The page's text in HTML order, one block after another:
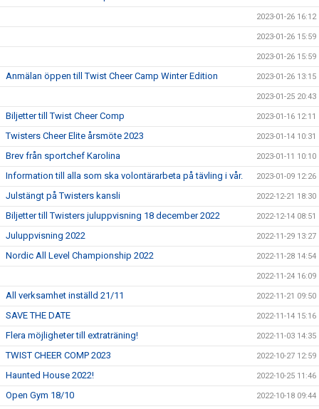
2023-01-26 16:12
2023-01-26 15:59
2023-01-26 15:59
Anmälan öppen till Twist Cheer Camp Winter Edition 2023-01-26 13:15
2023-01-25 20:43
Biljetter till Twist Cheer Comp 2023-01-16 12:11
Twisters Cheer Elite årsmöte 2023 2023-01-14 10:31
Brev från sportchef Karolina 2023-01-11 10:10
Information till alla som ska volontärarbeta på tävling i vår. 2023-01-09 12:26
Julstängt på Twisters kansli 2022-12-21 18:30
Biljetter till Twisters juluppvisning 18 december 2022 2022-12-14 08:51
Juluppvisning 2022 2022-11-29 13:27
Nordic All Level Championship 2022 2022-11-28 14:54
2022-11-24 16:09
All verksamhet inställd 21/11 2022-11-21 09:50
SAVE THE DATE 2022-11-14 15:16
Flera möjligheter till extraträning! 2022-11-03 14:35
TWIST CHEER COMP 2023 2022-10-27 12:59
Haunted House 2022! 2022-10-25 11:46
Open Gym 18/10 2022-10-18 09:44